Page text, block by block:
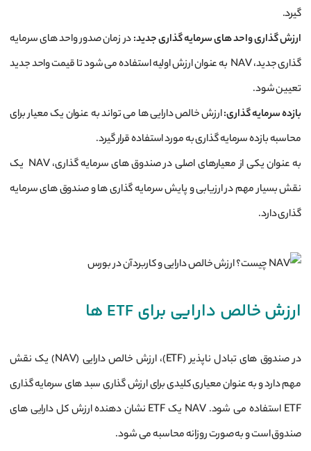
‌گیرد.
ارزش‌ گذاری واحد های سرمایه‌ گذاری جدید:در زمان صدور واحد های سرمایه
‌گذاری جدید، NAV به عنوان ارزش اولیه استفاده می ‌شود تا قیمت واحد جدید
تعیین شود.
بازده سرمایه‌ گذاری:ارزش خالص دارایی ‌ها می ‌تواند به عنوان یک معیار برای
محاسبه بازده سرمایه‌ گذاری به مورد استفاده قرار گیرد.
به ‌عنوان یکی از معیارهای اصلی در صندوق ‌های سرمایه‌ گذاری، NAV یک
نقش بسیار مهم در ارزیابی و پایش سرمایه ‌گذاری ‌ها و صندوق‌ های سرمایه‌
گذاری دارد.
ارزش خالص دارایی برای ETF ها
در صندوق‌ های تبادل ناپذیر (ETF)، ارزش خالص دارایی (NAV) یک نقش
مهم دارد و به عنوان معیاری کلیدی برای ارزش ‌گذاری سبد های سرمایه‌ گذاری
ETF استفاده می ‌شود. NAV یک ETF نشان‌ دهنده ارزش کل دارایی‌ های
صندوق است و به صورت روزانه محاسبه می ‌شود.